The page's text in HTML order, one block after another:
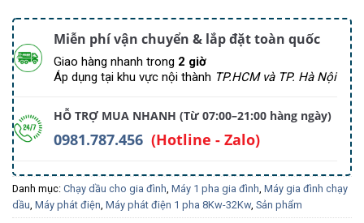
Miễn phí vận chuyển & lắp đặt toàn quốc
Giao hàng nhanh trong 2 giờ
Áp dụng tại khu vực nội thành TP.HCM và TP. Hà Nội
HỖ TRỢ MUA NHANH (Từ 07:00–21:00 hàng ngày)
0981.787.456 (Hotline - Zalo)
Danh mục: Chạy dầu cho gia đình, Máy 1 pha gia đình, Máy gia đình chạy
dầu, Máy phát điện, Máy phát điện 1 pha 8Kw-32Kw, Sản phẩm